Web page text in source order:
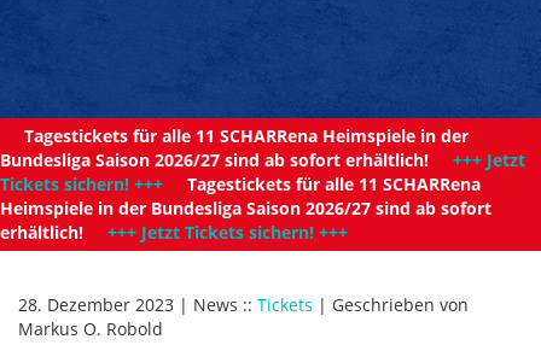
Tagestickets für alle 11 SCHARRena Heimspiele in der
Bundesliga Saison 2026/27 sind ab sofort erhältlich! +++ Jetzt
Tickets sichern! +++ Tagestickets für alle 11 SCHARRena
Heimspiele in der Bundesliga Saison 2026/27 sind ab sofort
erhältlich! +++ Jetzt Tickets sichern! +++
28. Dezember 2023 | News :: Tickets | Geschrieben von
Markus O. Robold